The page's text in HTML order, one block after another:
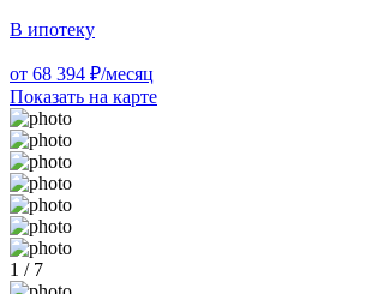
В ипотеку
от 68 394 ₽/месяц
Показать на карте
1 / 7